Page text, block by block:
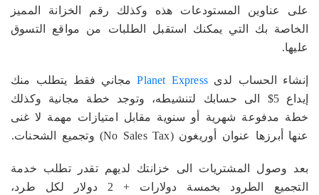
على عناوين المستودعات هذه وكذلك رقم الخزانة المميز
الخاصة بك التي يمكنك استقبل الطلبات من مواقع التسوق
عليها.
إنشاء الحساب لدى Planet Expressمجاني فقط يتطلب منك
إيداع 5$ الى حسابك لتنشيطه، وتوجد خطة مجانية وكذلك
خطة مدفوعة شهرية أو سنوية مقابل امتيازات مهمة لا غنى
عنها أبرزها عنوان أوريغون (No Sales Tax) وتجميع الشحنات.
بعد وصول المشتريات الى خزانتك لديهم تقدر تطلب خدمة
التجميع الطرود بخمسة دولارات + 2 دولار لكل طرد،